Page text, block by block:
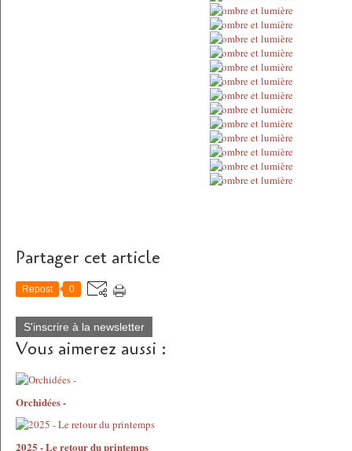
Partager cet article
Repost 0
S'inscrire à la newsletter
Vous aimerez aussi :
Orchidées -
2025 - Le retour du printemps